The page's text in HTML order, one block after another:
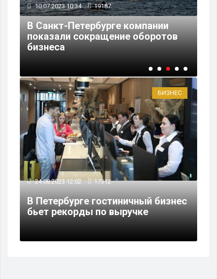
10.07.2023 10:34 19187
В Санкт-Петербурге компании
показали сокращение оборотов
бизнеса
БИЗНЕС
24.08.2023 12:02 17312
В Петербурге гостиничный бизнес
бьет рекорды по выручке